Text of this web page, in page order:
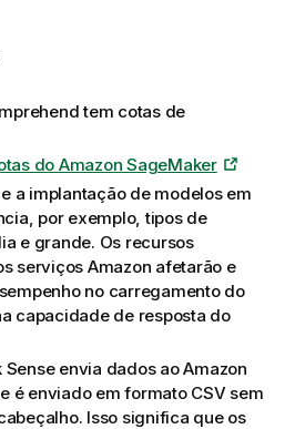
tem cotas de
do Amazon SageMaker
a implantação de modelos em
por exemplo, tipos de
e grande. Os recursos
serviços Amazon afetarão e
no carregamento do
capacidade de resposta do
Senseenvia dados aoAmazon
é enviado em formato CSV sem
Isso significa que os